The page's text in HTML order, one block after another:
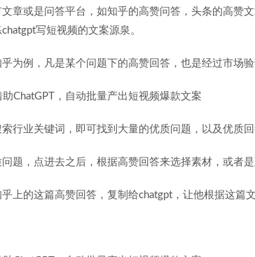
章或是问答平台，如知乎的高赞问答，头条的高赞
写短视频的文案源泉。
为例，凡是某个问题下的高赞回答，也是经过市场验
索行业关键词，即可找到大量的优质问题，以及优质回
题，点进去之后，根据高赞回答来选择素材，或者
上的这篇高赞回答，复制给chatgpt，让他根据这篇